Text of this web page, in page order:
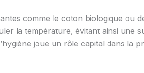
comme le coton biologique ou
la température, évitant ainsi une
joue un rôle capital dans la